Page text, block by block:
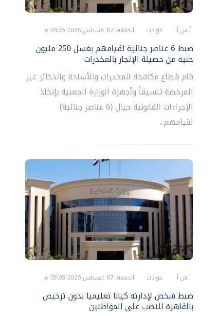
أ ش أ حوادث الجمعة، 07 اغسطس 2026 04:35 م
ضبط 6 عناصر جنائية لقيامهم بغسل 250 مليون
جنيه من حصيلة الإتجار بالمخدرات
قام قطاع مكافحة المخدرات والأسلحة والذخائر غير
المرخصة تنسيقاً وأجهزة الوزارة المعنية بإتخاذ
الإجراءات القانونية حيال (6 عناصر جنائية)
لقيامهم...
أ ش أ حوادث الجمعة، 07 اغسطس 2026 03:03 م
ضبط شخص لإدارته كيانا تعليميا بدون ترخيص
بالقاهرة للنصب على المواطنين